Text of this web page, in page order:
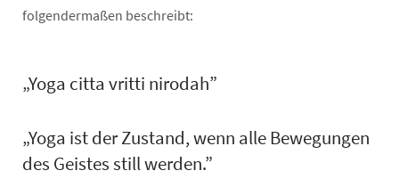
folgendermaßen beschreibt:
„Yoga citta vritti nirodah”
„Yoga ist der Zustand, wenn alle Bewegungen
des Geistes still werden.”